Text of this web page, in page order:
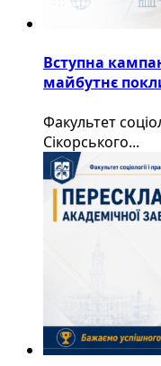
Вступна
майбутнє
Факультет
Сікорського...